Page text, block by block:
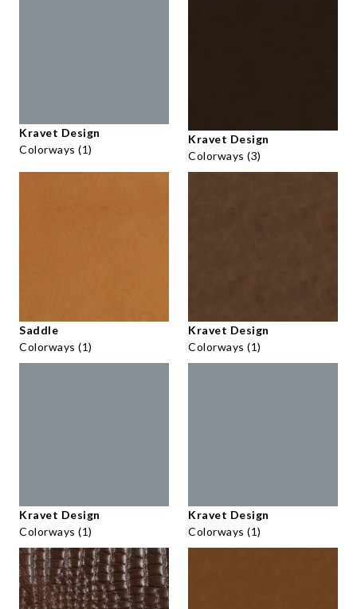
Kravet Design
Colorways (1)
Kravet Design
Colorways (3)
Saddle
Colorways (1)
Kravet Design
Colorways (1)
Kravet Design
Colorways (1)
Kravet Design
Colorways (1)